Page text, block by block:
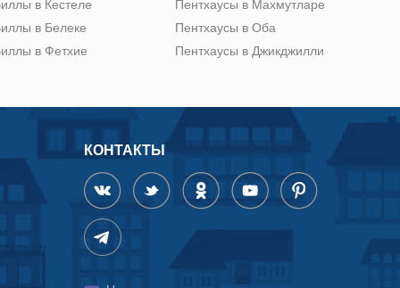
в Кестеле
в Белеке
в Фетхие
Пентхаусы в Махмутларе
Пентхаусы в Оба
Пентхаусы в Джикджилли
КОНТАКТЫ